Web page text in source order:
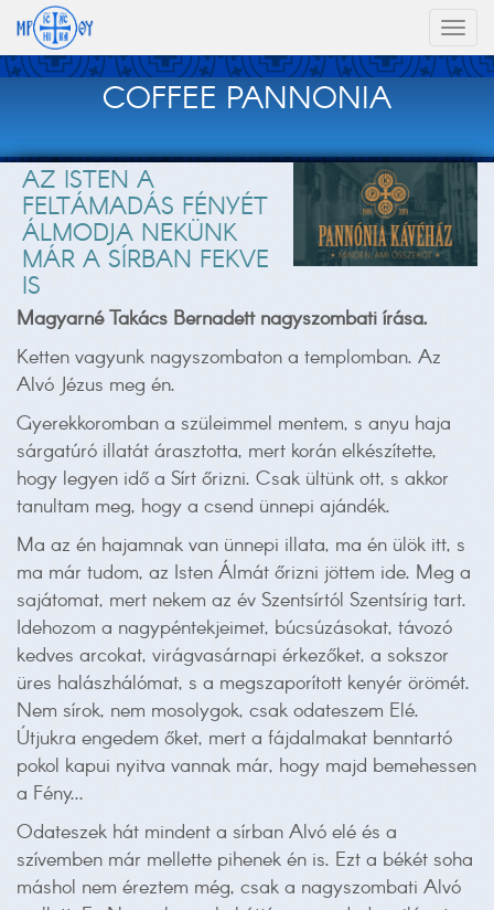
COFFEE PANNONIA
AZ ISTEN A
FELTÁMADÁS FÉNYÉT
ÁLMODJA NEKÜNK
MÁR A SÍRBAN FEKVE
IS
Magyarné Takács Bernadett nagyszombati írása.
Ketten vagyunk nagyszombaton a templomban. Az
Alvó Jézus meg én.
Gyerekkoromban a szüleimmel mentem, s anyu haja
sárgatúró illatát árasztotta, mert korán elkészítette,
hogy legyen idő a Sírt őrizni. Csak ültünk ott, s akkor
tanultam meg, hogy a csend ünnepi ajándék.
Ma az én hajamnak van ünnepi illata, ma én ülök itt, s
ma már tudom, az Isten Álmát őrizni jöttem ide. Meg a
sajátomat, mert nekem az év Szentsírtól Szentsírig tart.
Idehozom a nagypéntekjeimet, búcsúzásokat, távozó
kedves arcokat, virágvasárnapi érkezőket, a sokszor
üres halászhálómat, s a megszaporított kenyér örömét.
Nem sírok, nem mosolygok, csak odateszem Elé.
Útjukra engedem őket, mert a fájdalmakat benntartó
pokol kapui nyitva vannak már, hogy majd bemehessen
a Fény...
Odateszek hát mindent a sírban Alvó elé és a
szívemben már mellette pihenek én is. Ezt a békét soha
máshol nem éreztem még, csak a nagyszombati Alvó